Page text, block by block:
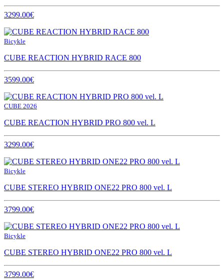
3299.00€
Bicykle
CUBE REACTION HYBRID RACE 800
3599.00€
CUBE 2026
CUBE REACTION HYBRID PRO 800 vel. L
3299.00€
Bicykle
CUBE STEREO HYBRID ONE22 PRO 800 vel. L
3799.00€
Bicykle
CUBE STEREO HYBRID ONE22 PRO 800 vel. L
3799.00€